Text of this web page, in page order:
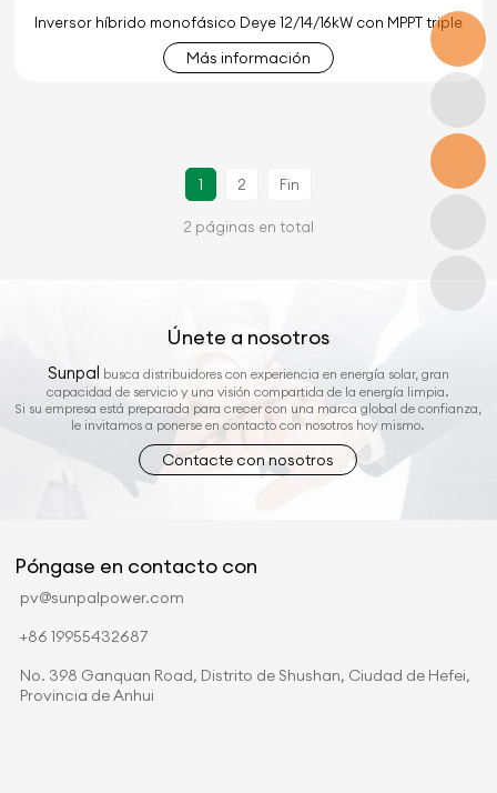
Inversor híbrido monofásico Deye 12/14/16kW con MPPT triple
Más información
1 2 Fin
2 páginas en total
Únete a nosotros
Sunpal busca distribuidores con experiencia en energía solar, gran
capacidad de servicio y una visión compartida de la energía limpia.
Si su empresa está preparada para crecer con una marca global de confianza,
le invitamos a ponerse en contacto con nosotros hoy mismo.
Contacte con nosotros
Póngase en contacto con
pv@sunpalpower.com
+86 19955432687
No. 398 Ganquan Road, Distrito de Shushan, Ciudad de Hefei,
Provincia de Anhui